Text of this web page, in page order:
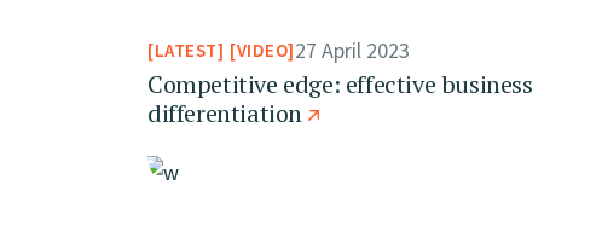
LATEST VIDEO 27 April 2023
Competitive edge: effective business
differentiation